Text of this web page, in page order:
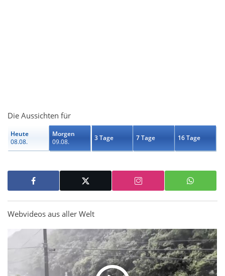
Die Aussichten für
Heute
08.08.
Morgen
09.08.
3 Tage 7 Tage 16 Tage
Webvideos aus aller Welt